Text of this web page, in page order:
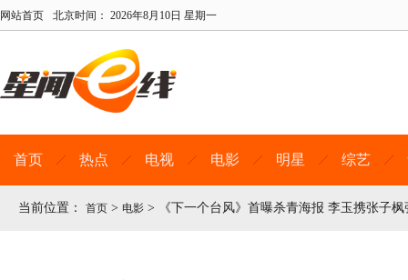
网站首页 北京时间： 2026年8月10日 星期一
首页 热点 电视 电影 明星 综艺
当前位置： 首页 > 电影 > 《下一个台风》首曝杀青海报 李玉携张子